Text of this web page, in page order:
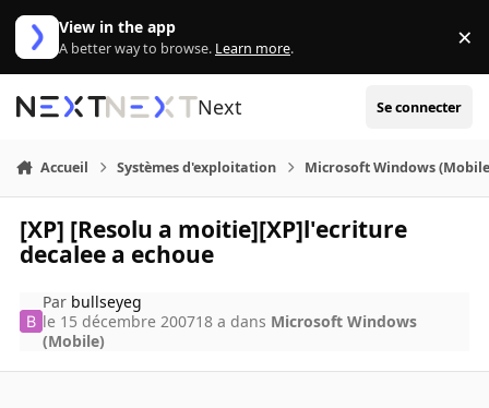
Aller au contenu
View in the app
A better way to browse. Learn more. ×
Next Se connecter
Accueil Systèmes d'exploitation Microsoft Windows
[XP] [Resolu a moitie][XP]l'ecriture
decalee a echoue
Par bullseyeg
le 15 décembre 200718 a dans Microsoft Windows
(Mobile)